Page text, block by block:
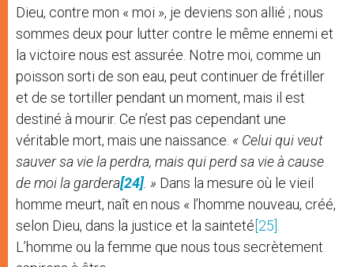
Dieu, contre mon « moi », je deviens son allié ; nous
sommes deux pour lutter contre le même ennemi et
la victoire nous est assurée. Notre moi, comme un
poisson sorti de son eau, peut continuer de frétiller
et de se tortiller pendant un moment, mais il est
destiné à mourir. Ce n’est pas cependant une
véritable mort, mais une naissance. « Celui qui veut
sauver sa vie la perdra, mais qui perd sa vie à cause
de moi la gardera[24] . » Dans la mesure où le vieil
homme meurt, naît en nous « l’homme nouveau, créé,
selon Dieu, dans la justice et la sainteté [25]
L’homme ou la femme que nous tous secrètement